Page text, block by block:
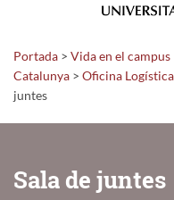
Portada > Vida en el campus
Catalunya > Oficina
juntes
Sala de juntes